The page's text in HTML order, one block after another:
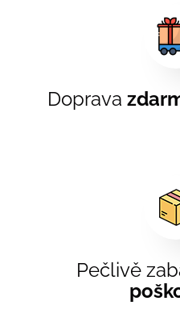
Doprava
Pečlivě